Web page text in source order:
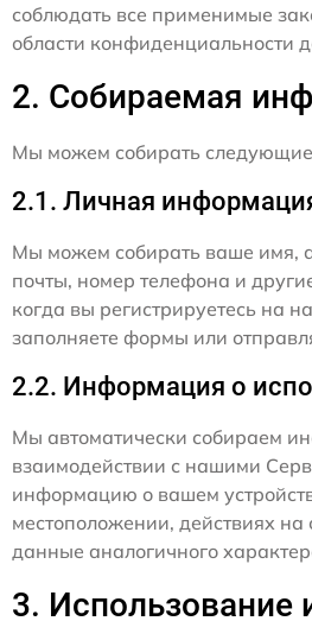
соблюдать все применимые
области конфиденциальности
2. Собираемая
Мы можем собирать
2.1. Личная
Мы можем собирать ваше имя,
почты, номер телефона и
когда вы регистрируетесь на
заполняете формы или
2.2. Информация о
Мы автоматически собираем
взаимодействии с нашими
информацию о вашем
местоположении, действиях на
данные аналогичного
3. Использование